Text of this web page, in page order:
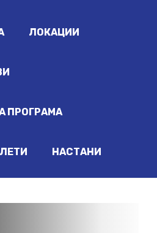
ЛОКАЦИИ
ПРОГРАМА
НАСТАНИ